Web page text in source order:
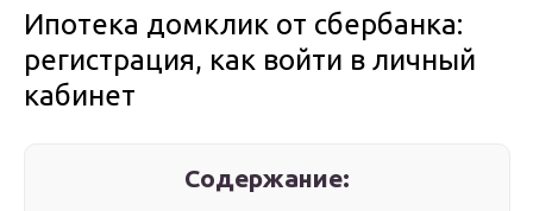
Ипотека домклик от сбербанка:
регистрация, как войти в личный
кабинет
Содержание: